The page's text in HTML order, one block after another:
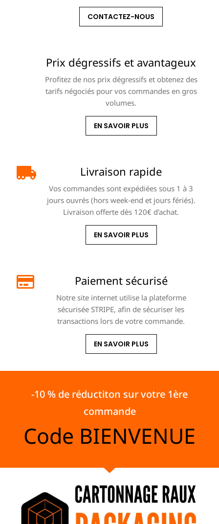
CONTACTEZ-NOUS
Prix dégressifs et avantageux
Profitez de nos prix dégressifs et obtenez des
tarifs négociés pour vos commandes en gros
volumes.
EN SAVOIR PLUS
Livraison rapide
Vos commandes sont expédiées sous 1 à 3
jours ouvrés (hors week-end et jours fériés).
Livraison offerte dès 120€ d'achat.
EN SAVOIR PLUS
Paiement sécurisé
Notre site internet utilise la plateforme
sécurisée STRIPE, afin de sécuriser les
transactions lors de votre commande.
EN SAVOIR PLUS
-10 % de réductiton sur votre 1ère
commande
Code BIENVENUE